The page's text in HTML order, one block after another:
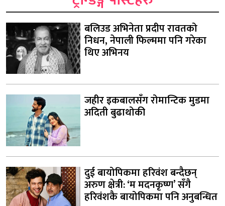
बलिउड अभिनेता प्रदीप रावतको
निधन, नेपाली फिल्ममा पनि गरेका
थिए अभिनय
जहीर इकबालसँग रोमान्टिक मुडमा
अदिती बुढाथोकी
दुई बायोपिकमा हरिवंश बन्दैछन्
अरुण क्षेत्री: ‘म मदनकृष्ण’ सँगै
हरिवंशकै बायोपिकमा पनि अनुबन्धित